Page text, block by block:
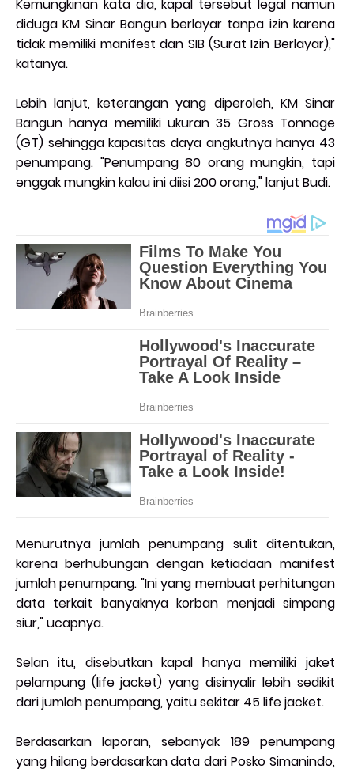
Kemungkinan kata dia, kapal tersebut legal namun
diduga KM Sinar Bangun berlayar tanpa izin karena
tidak memiliki manifest dan SIB (Surat Izin Berlayar),"
katanya.
Lebih lanjut, keterangan yang diperoleh, KM Sinar
Bangun hanya memiliki ukuran 35 Gross Tonnage
(GT) sehingga kapasitas daya angkutnya hanya 43
penumpang. "Penumpang 80 orang mungkin, tapi
enggak mungkin kalau ini diisi 200 orang," lanjut Budi.
Menurutnya jumlah penumpang sulit ditentukan,
karena berhubungan dengan ketiadaan manifest
jumlah penumpang. "Ini yang membuat perhitungan
data terkait banyaknya korban menjadi simpang
siur," ucapnya.
Selan itu, disebutkan kapal hanya memiliki jaket
pelampung (life jacket) yang disinyalir lebih sedikit
dari jumlah penumpang, yaitu sekitar 45 life jacket.
Berdasarkan laporan, sebanyak 189 penumpang
yang hilang berdasarkan data dari Posko Simanindo,